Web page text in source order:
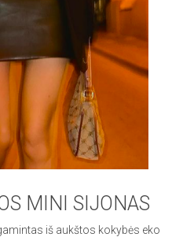
MINI SIJONAS
iš aukštos kokybės eko